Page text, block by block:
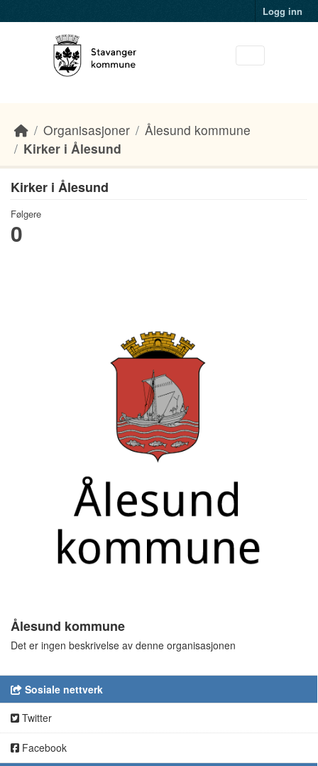
Logg inn
Organisasjoner
Ålesund kommune
Kirker i Ålesund
Kirker i Ålesund
Følgere
0
Ålesund kommune
Det er ingen beskrivelse av denne organisasjonen
Sosiale nettverk
Twitter
Facebook